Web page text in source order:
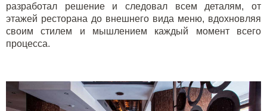
разработал решение и следовал всем деталям, от
этажей ресторана до внешнего вида меню, вдохновляя
своим стилем и мышлением каждый момент всего
процесса.